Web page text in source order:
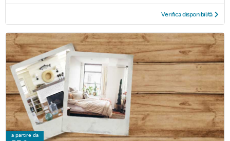
Verifica disponibilità
a partire da